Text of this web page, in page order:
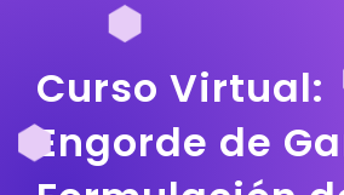
Curso Virtual:
Engorde de